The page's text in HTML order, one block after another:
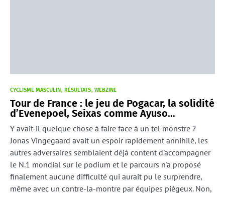
CYCLISME MASCULIN RÉSULTATS WEBZINE
Tour de France : le jeu de Pogacar, la solidité
d’Evenepoel, Seixas comme Ayuso…
Y avait-il quelque chose à faire face à un tel monstre ?
Jonas Vingegaard avait un espoir rapidement annihilé, les
autres adversaires semblaient déjà content d'accompagner
le N.1 mondial sur le podium et le parcours n'a proposé
finalement aucune difficulté qui aurait pu le surprendre,
même avec un contre-la-montre par équipes piégeux. Non,